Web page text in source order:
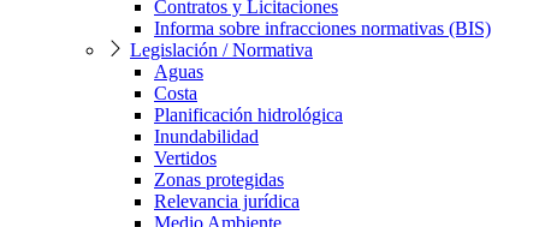
Contratos y Licitaciones
Informa sobre infracciones normativas (BIS)
Legislación / Normativa
Aguas
Costa
Planificación hidrológica
Inundabilidad
Vertidos
Zonas protegidas
Relevancia jurídica
Medio Ambiente